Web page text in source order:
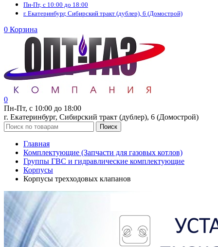
Пн-Пт, с 10:00 до 18:00
г. Екатеринбург, Сибирский тракт (дублер), 6 (Домострой)
0 Корзина
0
Пн-Пт, с 10:00 до 18:00
г. Екатеринбург, Сибирский тракт (дублер), 6 (Домострой)
Поиск
Главная
Комплектующие (Запчасти для газовых котлов)
Группы ГВС и гидравлические комплектующие
Корпусы
Корпусы трехходовых клапанов